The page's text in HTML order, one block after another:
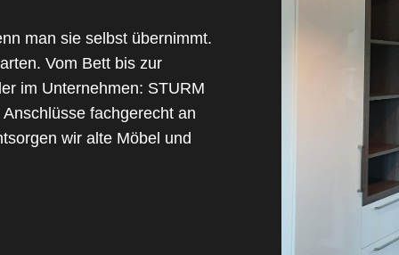
man sie selbst übernimmt.
Vom Bett bis zur
im Unternehmen: STURM
fachgerecht an
wir alte Möbel und